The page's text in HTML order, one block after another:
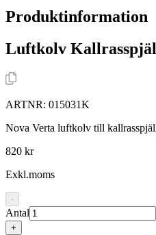
Produktinformation
Luftkolv
ARTNR: 015031K
Nova Verta luftkolv till
820 kr
Exkl.moms
-
Antal
+